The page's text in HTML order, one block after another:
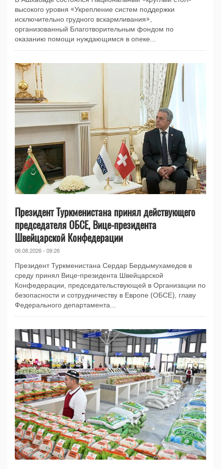
высокого уровня «Укрепление систем поддержки
исключительно грудного вскармливания»,
организованный Благотворительным фондом по
оказанию помощи нуждающимся в опеке...
Президент Туркменистана принял действующего
председателя ОБСЕ, Вице-президента
Швейцарской Конфедерации
06.08.2026 - 09:26
Президент Туркменистана Сердар Бердымухамедов в
среду принял Вице-президента Швейцарской
Конфедерации, председательствующей в Организации по
безопасности и сотрудничеству в Европе (ОБСЕ), главу
Федерального департамента...